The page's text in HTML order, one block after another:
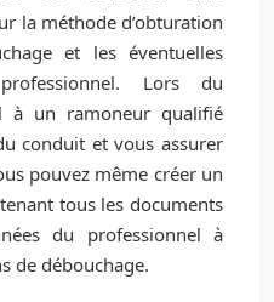
la méthode d’obturation
et les éventuelles
Lors du
à un ramoneur qualifié
conduit et vous assurer
pouvez même créer un
tous les documents
du professionnel à
de débouchage.